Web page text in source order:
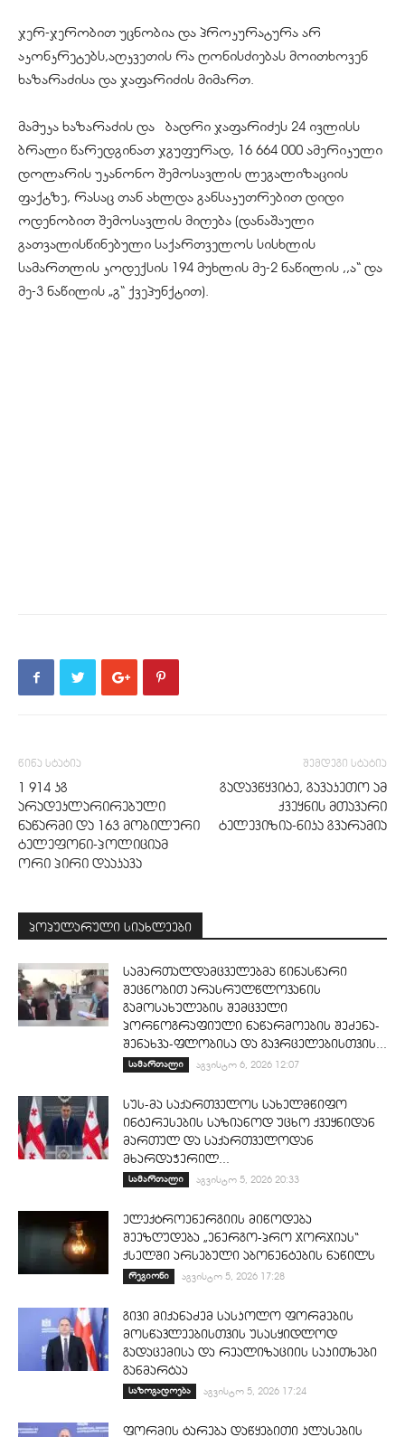
ჯერ-ჯერობით უცნობია და პროკურატურა არ
აკონკრეტებს,აღკვეთის რა ღონისძიებას მოითხოვენ
ხაზარაძისა და ჯაფარიძის მიმართ.
მამუკა ხაზარაძის და ბადრი ჯაფარიძეს 24 ივლისს
ბრალი წარედგინათ ჯგუფურად, 16 664 000 ამერიკული
დოლარის უკანონო შემოსავლის ლეგალიზაციის
ფაქტზე, რასაც თან ახლდა განსაკუთრებით დიდი
ოდენობით შემოსავლის მიღება (დანაშაული
გათვალისწინებული საქართველოს სისხლის
სამართლის კოდექსის 194 მუხლის მე-2 ნაწილის ,,ა“ და
მე-3 ნაწილის „გ“ ქვეპუნქტით).
წინა სტატია
1 914 კგ
არადეკლარირებული
ნაწარმი და 163 მობილური
ტელეფონი-პოლიციამ
ორი პირი დააკავა
შემდეგი სტატია
გადავწყვიტე, გავაკეთო ამ
ქვეყნის მთავარი
ტელევიზია-ნიკა გვარამია
პოპულარული სიახლეები
სამართალდამცველებმა წინასწარი
შეცნობით არასრულწლოვანის
გამოსახულების შემცველი
პორნოგრაფიული ნაწარმოების შეძენა-
შენახვა-ფლობისა და გავრცელებისთვის...
სამართალი აგვისტო 6, 2026 12:07
სუს-მა საქართველოს სახელმწიფო
ინტერესების საზიანოდ უცხო ქვეყნიდან
მართულ და საქართველოდან
მხარდაჭერილ...
სამართალი აგვისტო 5, 2026 20:33
ელექტროენერგიის მიწოდება
შეეზღუდება „ენერგო-პრო ჯორჯიას“
ქსელში არსებული აბონენტების ნაწილს
რეგიონი აგვისტო 5, 2026 17:28
გივი მიქანაძემ სასკოლო ფორმების
მოსწავლეებისთვის უსასყიდლოდ
გადაცემისა და რეალიზაციის საკითხები
განმარტაა
საზოგადოება აგვისტო 5, 2026 17:24
ფორმის ტარება დაწყებითი კლასების